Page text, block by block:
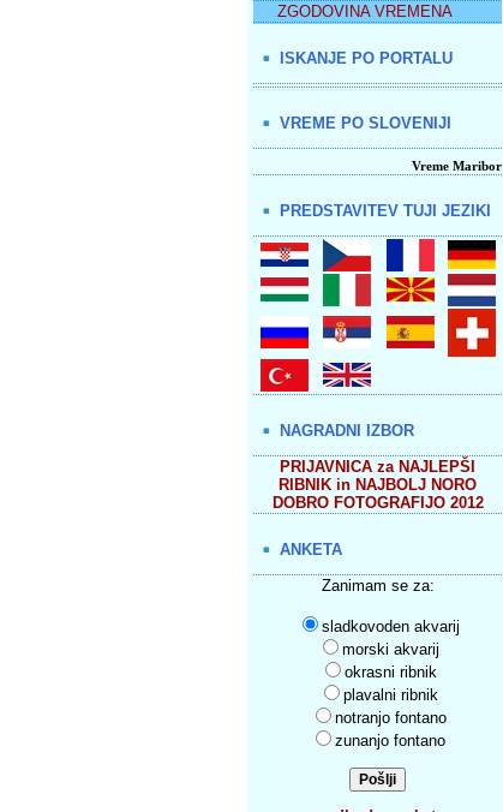
ZGODOVINA VREMENA
ISKANJE PO PORTALU
VREME PO SLOVENIJI
Vreme Maribor
PREDSTAVITEV TUJI JEZIKI
NAGRADNI IZBOR
PRIJAVNICA za NAJLEPŠI
RIBNIK in NAJBOLJ NORO
DOBRO FOTOGRAFIJO 2012
ANKETA
Zanimam se za:
sladkovoden akvarij
morski akvarij
okrasni ribnik
plavalni ribnik
notranjo fontano
zunanjo fontano